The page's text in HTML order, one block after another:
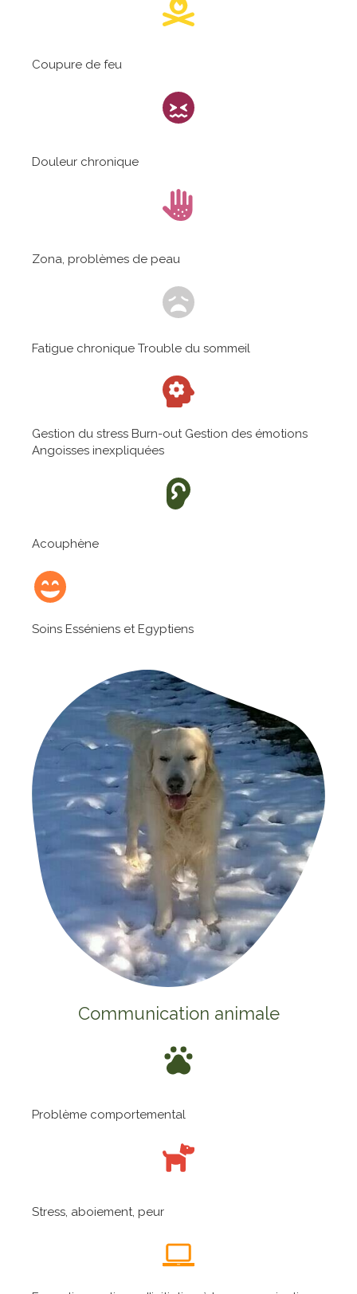
Coupure de feu
Douleur chronique
Zona, problèmes de peau
Fatigue chronique Trouble du sommeil
Gestion du stress Burn-out Gestion des émotions
Angoisses inexpliquées
Acouphène
Soins Esséniens et Egyptiens
Communication animale
Problème comportemental
Stress, aboiement, peur